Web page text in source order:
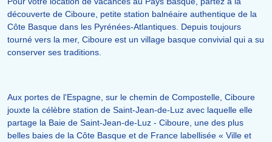
découverte de Ciboure, petite station balnéaire authentique de la
Côte Basque dans les Pyrénées-Atlantiques. Depuis toujours
tourné vers la mer, Ciboure est un village basque convivial qui a su
conserver ses traditions.
Aux portes de l'Espagne, sur le chemin de Compostelle, Ciboure
jouxte la célèbre station de Saint-Jean-de-Luz avec laquelle elle
partage la Baie de Saint-Jean-de-Luz - Ciboure, une des plus
belles baies de la Côte Basque et de France labellisée « Ville et